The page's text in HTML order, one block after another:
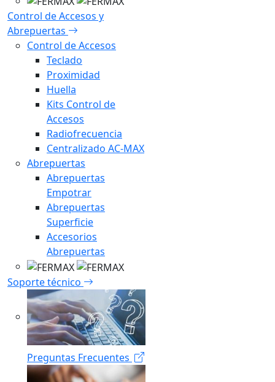
Control de Accesos y
Abrepuertas
Control de Accesos
Teclado
Proximidad
Huella
Kits Control de
Accesos
Radiofrecuencia
Centralizado AC-MAX
Abrepuertas
Abrepuertas
Empotrar
Abrepuertas
Superficie
Accesorios
Abrepuertas
Soporte técnico
Preguntas Frecuentes